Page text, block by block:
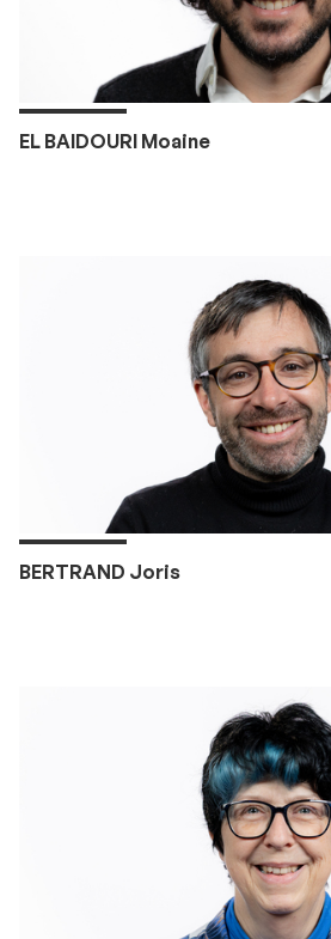
EL BAIDOURI Moaine
BERTRAND Joris